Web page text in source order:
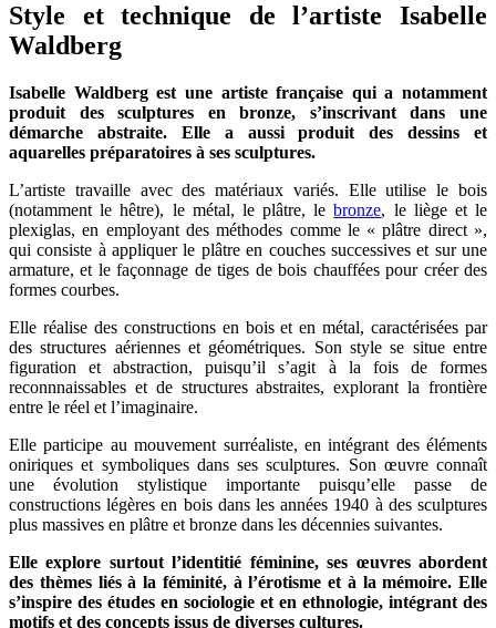
Style et technique de l’artiste Isabelle
Waldberg
Isabelle Waldberg est une artiste française qui a notamment
produit des sculptures en bronze, s’inscrivant dans une
démarche abstraite. Elle a aussi produit des dessins et
aquarelles préparatoires à ses sculptures.
L’artiste travaille avec des matériaux variés. Elle utilise le bois
(notamment le hêtre), le métal, le plâtre, lebronze, le liège et le
plexiglas, en employant des méthodes comme le « plâtre direct »,
qui consiste à appliquer le plâtre en couches successives et sur une
armature, et le façonnage de tiges de bois chauffées pour créer des
formes courbes.
Elle réalise des constructions en bois et en métal, caractérisées par
des structures aériennes et géométriques. Son style se situe entre
figuration et abstraction, puisqu’il s’agit à la fois de formes
reconnnaissables et de structures abstraites, explorant la frontière
entre le réel et l’imaginaire.
Elle participe au mouvement surréaliste, en intégrant des éléments
oniriques et symboliques dans ses sculptures. Son œuvre connaît
une évolution stylistique importante puisqu’elle passe de
constructions légères en bois dans les années 1940 à des sculptures
plus massives en plâtre et bronze dans les décennies suivantes.
Elle explore surtout l’identitié féminine, ses œuvres abordent
des thèmes liés à la féminité, à l’érotisme et à la mémoire. Elle
s’inspire des études en sociologie et en ethnologie, intégrant des
motifs et des concepts issus de diverses cultures.